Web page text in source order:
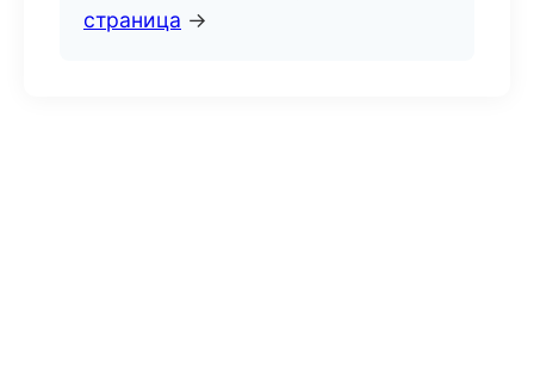
страница →